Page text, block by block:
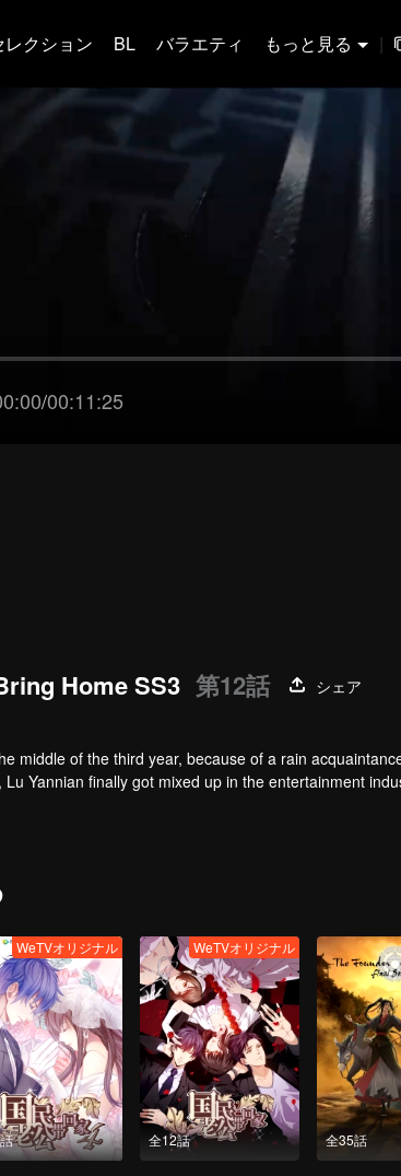
レクション BL バラエティ もっと見る |
Home SS3 第12話
シェア
middle of the third year, because of a rain
Yannian finally got mixed up in the entertainment
misunderstanding.
for Lu Jianian to play Xu Jiamu, and then
two people who once fell in love with each other
WeTVオリジナル
全12話
WeTVオリジナル
全35話